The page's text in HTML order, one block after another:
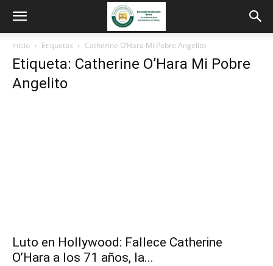
Inicio Etiquetas Catherine O’Hara Mi Pobre Angelito
Etiqueta: Catherine O’Hara Mi Pobre
Angelito
Luto en Hollywood: Fallece Catherine
O’Hara a los 71 años, la...